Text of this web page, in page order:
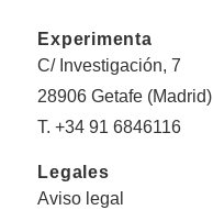
Experimenta
C/ Investigación, 7
28906 Getafe (Madrid)
T. +34 91 6846116
Legales
Aviso legal